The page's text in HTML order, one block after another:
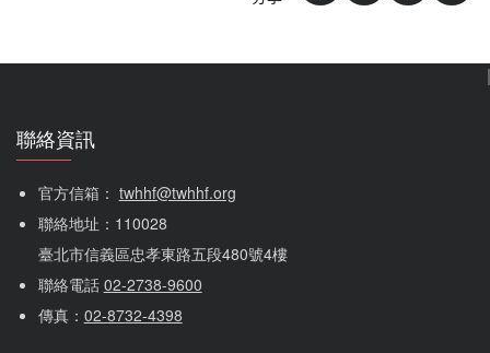
聯絡資訊
官方信箱： twhhf@twhhf.org
聯絡地址：110028
臺北市信義區忠孝東路五段480號4樓
聯絡電話 02-2738-9600
傳真： 02-8732-4398